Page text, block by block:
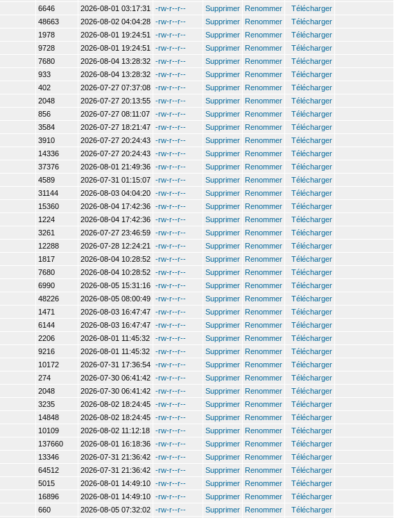
6646 2026-08-01 03:17:31 -rw-r--r-- Supprimer Renommer
Télécharger
48663 2026-08-02 04:04:28 -rw-r--r-- Supprimer Renommer
Télécharger
1978 2026-08-01 19:24:51 -rw-r--r-- Supprimer Renommer
Télécharger
9728 2026-08-01 19:24:51 -rw-r--r-- Supprimer Renommer
Télécharger
7680 2026-08-04 13:28:32 -rw-r--r-- Supprimer Renommer
Télécharger
933 2026-08-04 13:28:32 -rw-r--r-- Supprimer Renommer
Télécharger
402 2026-07-27 07:37:08 -rw-r--r-- Supprimer Renommer
Télécharger
2048 2026-07-27 20:13:55 -rw-r--r-- Supprimer Renommer
Télécharger
856 2026-07-27 08:11:07 -rw-r--r-- Supprimer Renommer
Télécharger
3584 2026-07-27 18:21:47 -rw-r--r-- Supprimer Renommer
Télécharger
3910 2026-07-27 20:24:43 -rw-r--r-- Supprimer Renommer
Télécharger
14336 2026-07-27 20:24:43 -rw-r--r-- Supprimer Renommer
Télécharger
37376 2026-08-01 21:49:36 -rw-r--r-- Supprimer Renommer
Télécharger
4589 2026-07-31 01:15:07 -rw-r--r-- Supprimer Renommer
Télécharger
31144 2026-08-03 04:04:20 -rw-r--r-- Supprimer Renommer
Télécharger
15360 2026-08-04 17:42:36 -rw-r--r-- Supprimer Renommer
Télécharger
1224 2026-08-04 17:42:36 -rw-r--r-- Supprimer Renommer
Télécharger
3261 2026-07-27 23:46:59 -rw-r--r-- Supprimer Renommer
Télécharger
12288 2026-07-28 12:24:21 -rw-r--r-- Supprimer Renommer
Télécharger
1817 2026-08-04 10:28:52 -rw-r--r-- Supprimer Renommer
Télécharger
7680 2026-08-04 10:28:52 -rw-r--r-- Supprimer Renommer
Télécharger
6990 2026-08-05 15:31:16 -rw-r--r-- Supprimer Renommer
Télécharger
48226 2026-08-05 08:00:49 -rw-r--r-- Supprimer Renommer
Télécharger
1471 2026-08-03 16:47:47 -rw-r--r-- Supprimer Renommer
Télécharger
6144 2026-08-03 16:47:47 -rw-r--r-- Supprimer Renommer
Télécharger
2206 2026-08-01 11:45:32 -rw-r--r-- Supprimer Renommer
Télécharger
9216 2026-08-01 11:45:32 -rw-r--r-- Supprimer Renommer
Télécharger
10172 2026-07-31 17:36:54 -rw-r--r-- Supprimer Renommer
Télécharger
274 2026-07-30 06:41:42 -rw-r--r-- Supprimer Renommer
Télécharger
2048 2026-07-30 06:41:42 -rw-r--r-- Supprimer Renommer
Télécharger
3235 2026-08-02 18:24:45 -rw-r--r-- Supprimer Renommer
Télécharger
14848 2026-08-02 18:24:45 -rw-r--r-- Supprimer Renommer
Télécharger
10109 2026-08-02 11:12:18 -rw-r--r-- Supprimer Renommer
Télécharger
137660 2026-08-01 16:18:36 -rw-r--r-- Supprimer Renommer
Télécharger
13346 2026-07-31 21:36:42 -rw-r--r-- Supprimer Renommer
Télécharger
64512 2026-07-31 21:36:42 -rw-r--r-- Supprimer Renommer
Télécharger
5015 2026-08-01 14:49:10 -rw-r--r-- Supprimer Renommer
Télécharger
16896 2026-08-01 14:49:10 -rw-r--r-- Supprimer Renommer
Télécharger
660 2026-08-05 07:32:02 -rw-r--r-- Supprimer Renommer
Télécharger